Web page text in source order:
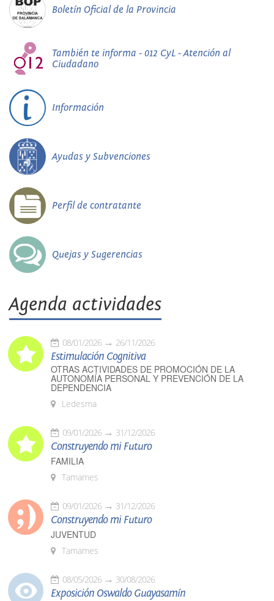
Boletín Oficial de la Provincia
También te informa - 012 CyL - Atención al
Ciudadano
Información
Ayudas y Subvenciones
Perfil de contratante
Quejas y Sugerencias
Agenda actividades
08/01/2026 26/11/2026
Estimulación Cognitiva
OTRAS ACTIVIDADES DE PROMOCIÓN DE LA
AUTONOMÍA PERSONAL Y PREVENCIÓN DE LA
DEPENDENCIA
Ledesma
09/01/2026 31/12/2026
Construyendo mi Futuro
FAMILIA
Tamames
09/01/2026 31/12/2026
Construyendo mi Futuro
JUVENTUD
Tamames
08/05/2026 30/08/2026
Exposición Oswaldo Guayasamín